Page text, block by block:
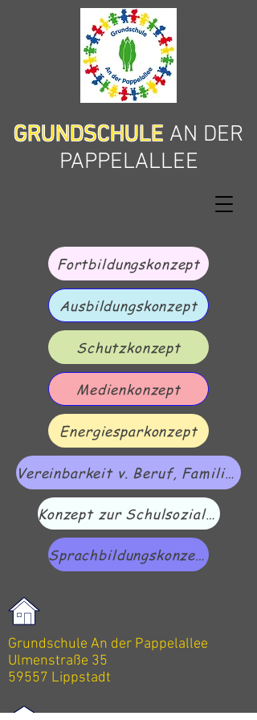
GRUNDSCHULE AN DER
PAPPELALLEE
Fortbildungskonzept
Ausbildungskonzept
Schutzkonzept
Medienkonzept
Energiesparkonzept
Vereinbarkeit v. Beruf, Familie und Pflege
Konzept zur Schulsozialarbeit
Sprachbildungskonzept
Grundschule An der Pappelallee
Ulmenstraße 35
59557 Lippstadt